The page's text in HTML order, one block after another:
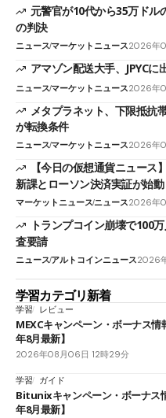
元警官が10代から35万ド
の判決
ニュースマーケットニュース2026年
アマゾン配送大手、JPYC
ニュースマーケットニュース2026年
メタプラネット、下限抵抗
が転換条件
ニュースマーケットニュース2026年
【今日の仮想通貨ニュー
新課とローソン決済実証が始動
マーケットニュースニュース2026年
トランプコイン崩壊で100
査要請
ニュースアルトコインニュース2026
学習カテゴリ新着
学習 レビュー
MEXCキャンペーン・ボーナス情
年8月最新】
2026年08月06日 12時29分
学習 ガイド
Bitunixキャンペーン・ボーナス
年8月最新】